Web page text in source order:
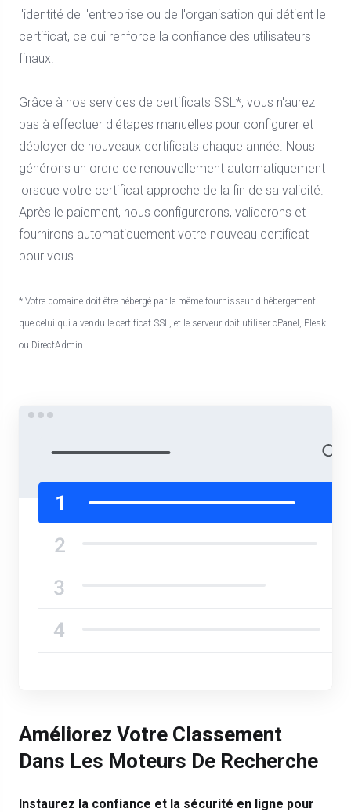
l'identité de l'entreprise ou de l'organisation qui détient le
certificat, ce qui renforce la confiance des utilisateurs
finaux.
Grâce à nos services de certificats SSL*, vous n'aurez
pas à effectuer d'étapes manuelles pour configurer et
déployer de nouveaux certificats chaque année. Nous
générons un ordre de renouvellement automatiquement
lorsque votre certificat approche de la fin de sa validité.
Après le paiement, nous configurerons, validerons et
fournirons automatiquement votre nouveau certificat
pour vous.
* Votre domaine doit être hébergé par le même fournisseur d'hébergement
que celui qui a vendu le certificat SSL, et le serveur doit utiliser cPanel, Plesk
ou DirectAdmin.
Améliorez Votre Classement
Dans Les Moteurs De Recherche
Instaurez la confiance et la sécurité en ligne pour